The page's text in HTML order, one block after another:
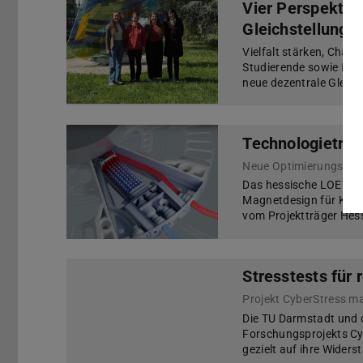
Vier
Vielfalt stärken,
Studierende sowie
neue dezentrale
Das hessische
Magnetdesign für
vom Projektträger
Stresstests für
Projekt CyberStress
Die TU Darmstadt und
Forschungsprojekts
gezielt auf ihre